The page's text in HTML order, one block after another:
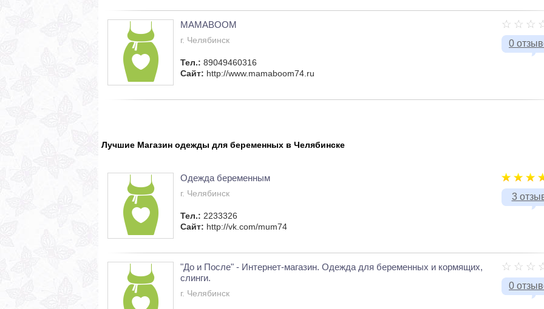
0
MAMABOOM
г. Челябинск
Тел.: 89049460316
Сайт: http://www.mamaboom74.ru
Лучшие Магазин одежды для беременных в Челябинске
3
Одежда беременным
г. Челябинск
Тел.: 2233326
Сайт: http://vk.com/mum74
0
"До и После" - Интернет-магазин. Одежда для беременных и кормящих,
слинги.
г. Челябинск